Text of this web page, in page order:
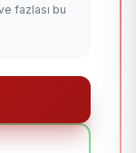
fazlası bu